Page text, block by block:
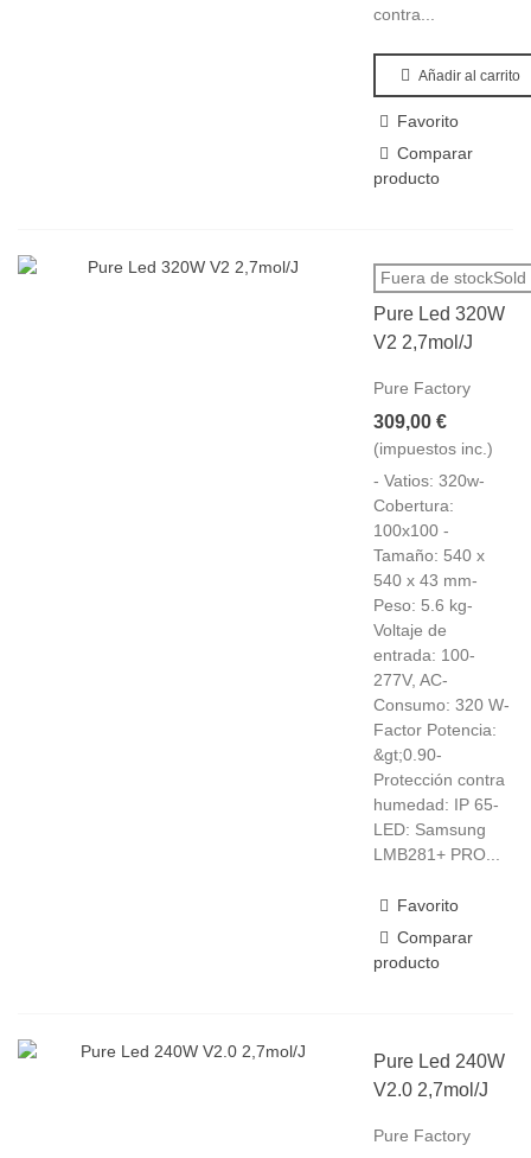
contra...
Añadir al carrito
Favorito
Comparar
producto
Fuera de stockSold
Pure Led 320W
V2 2,7mol/J
Pure Factory
309,00 €
(impuestos inc.)
- Vatios: 320w-
Cobertura:
100x100 -
Tamaño: 540 x
540 x 43 mm-
Peso: 5.6 kg-
Voltaje de
entrada: 100-
277V, AC-
Consumo: 320 W-
Factor Potencia:
&gt;0.90-
Protección contra
humedad: IP 65-
LED: Samsung
LMB281+ PRO...
Favorito
Comparar
producto
Pure Led 240W
V2.0 2,7mol/J
Pure Factory